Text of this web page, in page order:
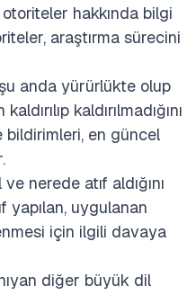
hakkında bilgi
araştırma sürecini
anda yürürlükte olup
kaldırılmadığını
en güncel
nerede atıf aldığını
yapılan, uygulanan
için ilgili davaya
diğer büyük dil